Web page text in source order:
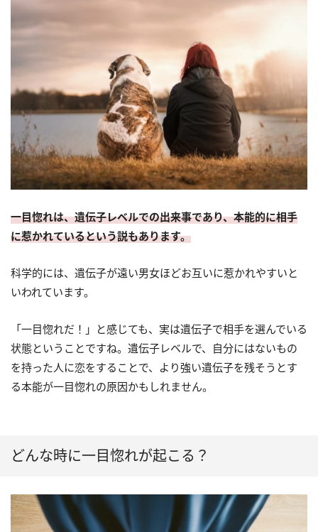
一目惚れは、遺伝子レベルでの出来事であり、本能的に相手
に惹かれているという説もあります。
科学的には、遺伝子が遠い男女ほどお互いに惹かれやすいと
いわれています。
「一目惚れだ！」と感じても、実は遺伝子で相手を選んでいる
状態ということですね。遺伝子レベルで、自分にはないもの
を持った人に恋をすることで、より強い遺伝子を残そうとす
る本能が一目惚れの原因かもしれません。
どんな時に一目惚れが起こる？